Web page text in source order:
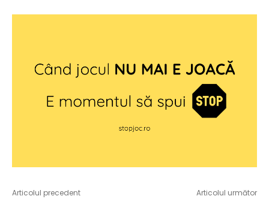
Articolul precedent Articolul următor